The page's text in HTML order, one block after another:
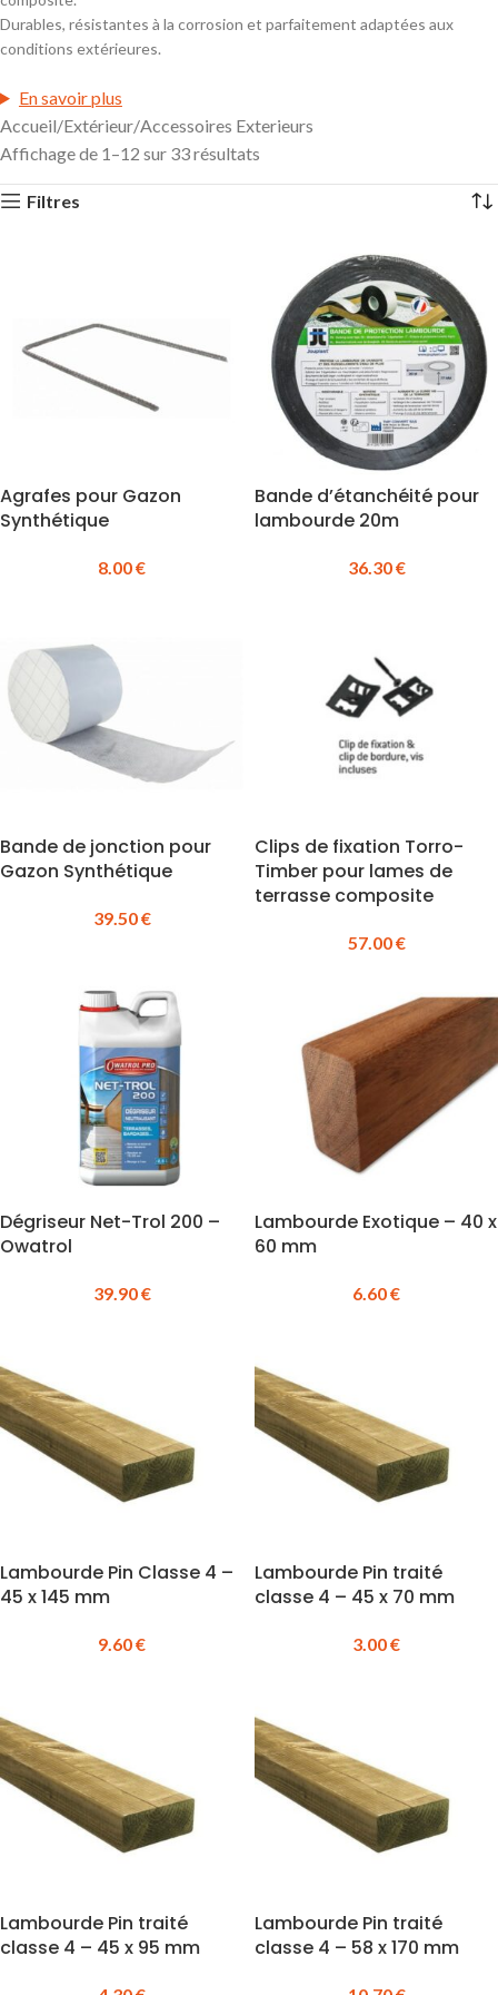
Durables, résistantes à la corrosion et parfaitement adaptées aux
conditions extérieures.
En savoir plus
Accueil Extérieur Accessoires Exterieurs
Affichage de 1–12 sur 33 résultats
Filtres
Agrafes pour Gazon
Synthétique
8.00€
Bande d’étanchéité pour
lambourde 20m
36.30€
Bande de jonction pour
Gazon Synthétique
39.50€
Clips de fixation Torro-
Timber pour lames de
terrasse composite
57.00€
Dégriseur Net-Trol 200 –
Owatrol
39.90€
Lambourde Exotique – 40 x
60 mm
6.60€
Lambourde Pin Classe 4 –
45 x 145 mm
9.60€
Lambourde Pin traité
classe 4 – 45 x 70 mm
3.00€
Lambourde Pin traité
classe 4 – 45 x 95 mm
Lambourde Pin traité
classe 4 – 58 x 170 mm